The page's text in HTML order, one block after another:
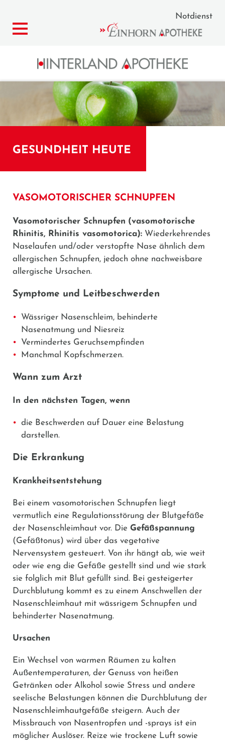
Notdienst
GESUNDHEIT HEUTE
VASOMOTORISCHER SCHNUPFEN
Vasomotorischer Schnupfen (vasomotorische
Rhinitis, Rhinitis vasomotorica): Wiederkehrendes
Naselaufen und/oder verstopfte Nase ähnlich dem
allergischen Schnupfen, jedoch ohne nachweisbare
allergische Ursachen.
Symptome und Leitbeschwerden
Wässriger Nasenschleim, behinderte
Nasenatmung und Niesreiz
Vermindertes Geruchsempfinden
Manchmal Kopfschmerzen.
Wann zum Arzt
In den nächsten Tagen, wenn
die Beschwerden auf Dauer eine Belastung
darstellen.
Die Erkrankung
Krankheitsentstehung
Bei einem vasomotorischen Schnupfen liegt
vermutlich eine Regulationsstörung der Blutgefäße
der Nasenschleimhaut vor. Die Gefäßspannung
(Gefäßtonus) wird über das vegetative
Nervensystem gesteuert. Von ihr hängt ab, wie weit
oder wie eng die Gefäße gestellt sind und wie stark
sie folglich mit Blut gefüllt sind. Bei gesteigerter
Durchblutung kommt es zu einem Anschwellen der
Nasenschleimhaut mit wässrigem Schnupfen und
behinderter Nasenatmung.
Ursachen
Ein Wechsel von warmen Räumen zu kalten
Außentemperaturen, der Genuss von heißen
Getränken oder Alkohol sowie Stress und andere
seelische Belastungen können die Durchblutung der
Nasenschleimhautgefäße steigern. Auch der
Missbrauch von Nasentropfen und -sprays ist ein
möglicher Auslöser. Reize wie trockene Luft sowie